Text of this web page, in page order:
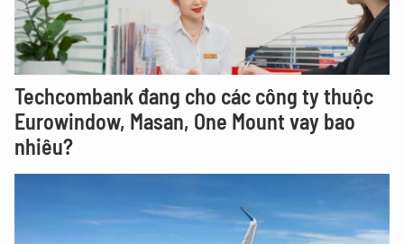
Techcombank đang cho các công ty thuộc
Eurowindow, Masan, One Mount vay bao
nhiêu?